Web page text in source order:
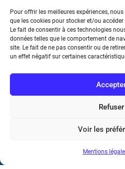
Pour offrir les meilleures expériences,
que les cookies pour stocker et/ou
Le fait de consentir à ces technologies
données telles que le comportement de
site. Le fait de ne pas consentir ou de
un effet négatif sur certaines
Refuser
Voir les
Mentions
Bicentenaire des
Métro : « Boissière » Ligne 6 et «
Téléphone : (+33) 1 56 90 37 17
communautaire : FR44 785 393